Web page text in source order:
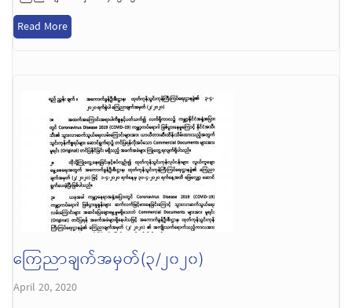
Read More
ကြေညာချက်အမှတ်(၃/၂၀၂၀)
April 20, 2020